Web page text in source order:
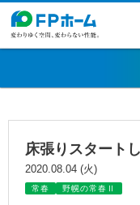
床張りスタート
2020.08.04 (火)
常春 野幌の常春Ⅱ